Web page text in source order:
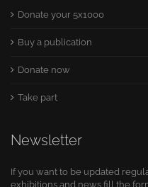
Donate your 5x1000
Buy a publication
Donate now
Take part
Newsletter
If you want to be updated
exhibitions and news fill the